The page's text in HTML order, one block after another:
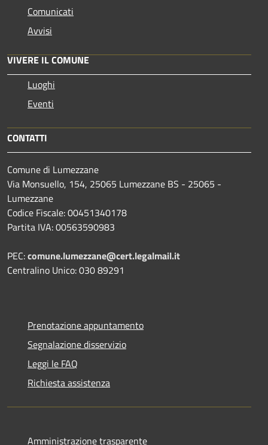
Comunicati
Avvisi
VIVERE IL COMUNE
Luoghi
Eventi
CONTATTI
Comune di Lumezzane
Via Monsuello, 154, 25065 Lumezzane BS - 25065 -
Lumezzane
Codice Fiscale: 00451340178
Partita IVA: 00563590983
PEC:comune.lumezzane@cert.legalmail.it
Centralino Unico: 030 89291
Prenotazione appuntamento
Segnalazione disservizio
Leggi le FAQ
Richiesta assistenza
Amministrazione trasparente